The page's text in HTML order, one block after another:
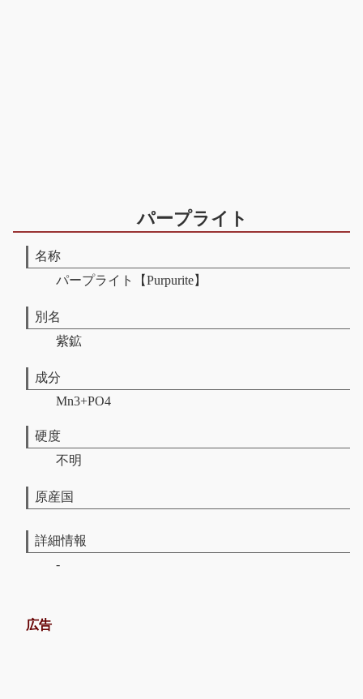
パープライト
名称
パープライト【Purpurite】
別名
紫鉱
成分
Mn3+PO4
硬度
不明
原産国
詳細情報
-
広告